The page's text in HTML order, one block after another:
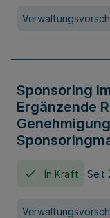
Sponsoring
Ergänzende
In Kraft Seit